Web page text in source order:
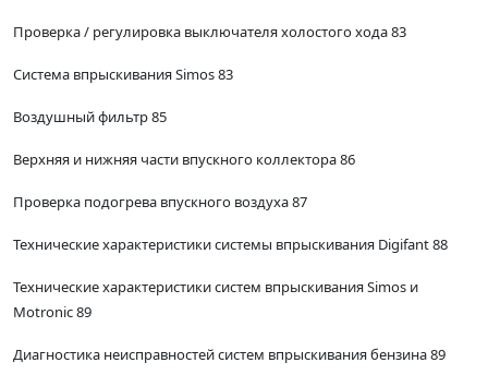
Проверка / регулировка выключателя холостого хода 83
Система впрыскивания Simos 83
Воздушный фильтр 85
Верхняя и нижняя части впускного коллектора 86
Проверка подогрева впускного воздуха 87
Технические характеристики системы впрыскивания Digifant 88
Технические характеристики систем впрыскивания Simos и
Motronic 89
Диагностика неисправностей систем впрыскивания бензина 89